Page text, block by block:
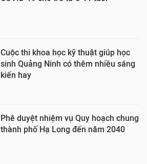
Cuộc thi khoa học kỹ thuật giúp học
sinh Quảng Ninh có thêm nhiều sáng
kiến hay
Phê duyệt nhiệm vụ Quy hoạch chung
thành phố Hạ Long đến năm 2040